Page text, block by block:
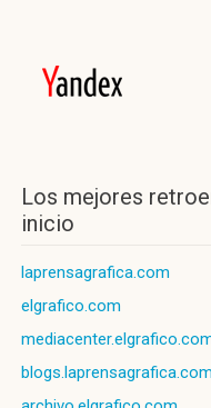
Los mejores
inicio
laprensagrafica.com
elgrafico.com
blogs.laprensagrafica.com